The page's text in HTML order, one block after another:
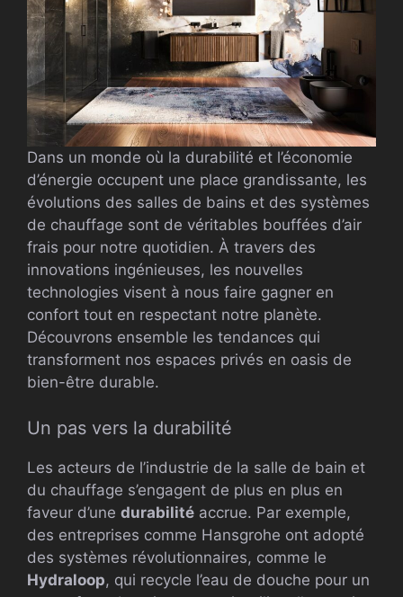
Dans un monde où la durabilité et l’économie
d’énergie occupent une place grandissante, les
évolutions des salles de bains et des systèmes
de chauffage sont de véritables bouffées d’air
frais pour notre quotidien. À travers des
innovations ingénieuses, les nouvelles
technologies visent à nous faire gagner en
confort tout en respectant notre planète.
Découvrons ensemble les tendances qui
transforment nos espaces privés en oasis de
bien-être durable.
Un pas vers la durabilité
Les acteurs de l’industrie de la salle de bain et
du chauffage s’engagent de plus en plus en
faveur d’une durabilité accrue. Par exemple,
des entreprises comme Hansgrohe ont adopté
des systèmes révolutionnaires, comme le
Hydraloop, qui recycle l’eau de douche pour un